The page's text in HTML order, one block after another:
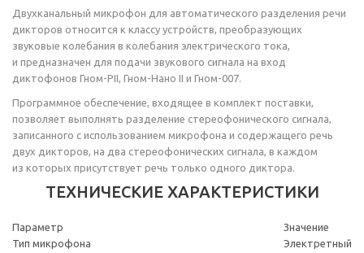
Двухканальный микрофон для автоматического разделения речи
дикторов относится к классу устройств, преобразующих
звуковые колебания в колебания электрического тока,
и предназначен для подачи звукового сигнала на вход
диктофонов Гном-РII, Гном-Нано II и Гном-007.
Программное обеспечение, входящее в комплект поставки,
позволяет выполнять разделение стереофонического сигнала,
записанного с использованием микрофона и содержащего речь
двух дикторов, на два стереофонических сигнала, в каждом
из которых присутствует речь только одного диктора.
ТЕХНИЧЕСКИЕ ХАРАКТЕРИСТИКИ
Параметр
Значение
Тип микрофона
Электретный